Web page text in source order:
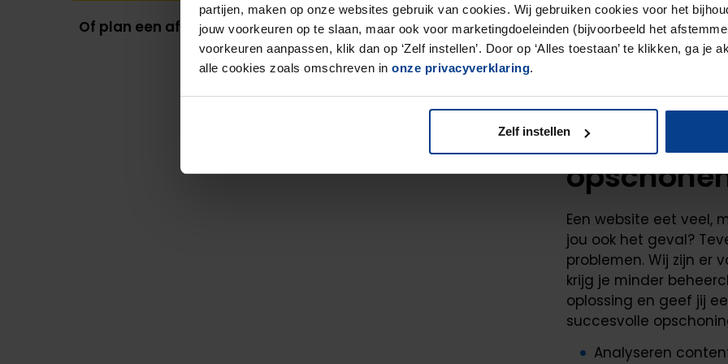
partijen, maken op onze websites gebruik van cookies. Wij gebruiken cookies voor het
jouw voorkeuren op te slaan, maar ook voor marketingdoeleinden (bijvoorbeeld het
voorkeuren aanpassen, klik dan op ‘Zelf instellen’. Door op ‘Alles toestaan’ te klikken, ga je
alle cookies zoals omschreven in onze privacyverklaring.
Zelf instellen
Of plan een afspraak in
Een website eet veel,
jou ook het geval?
problemen. Wij zijn er
krijg je minder
oplossing en geef jij
succesvolle
Analyseren